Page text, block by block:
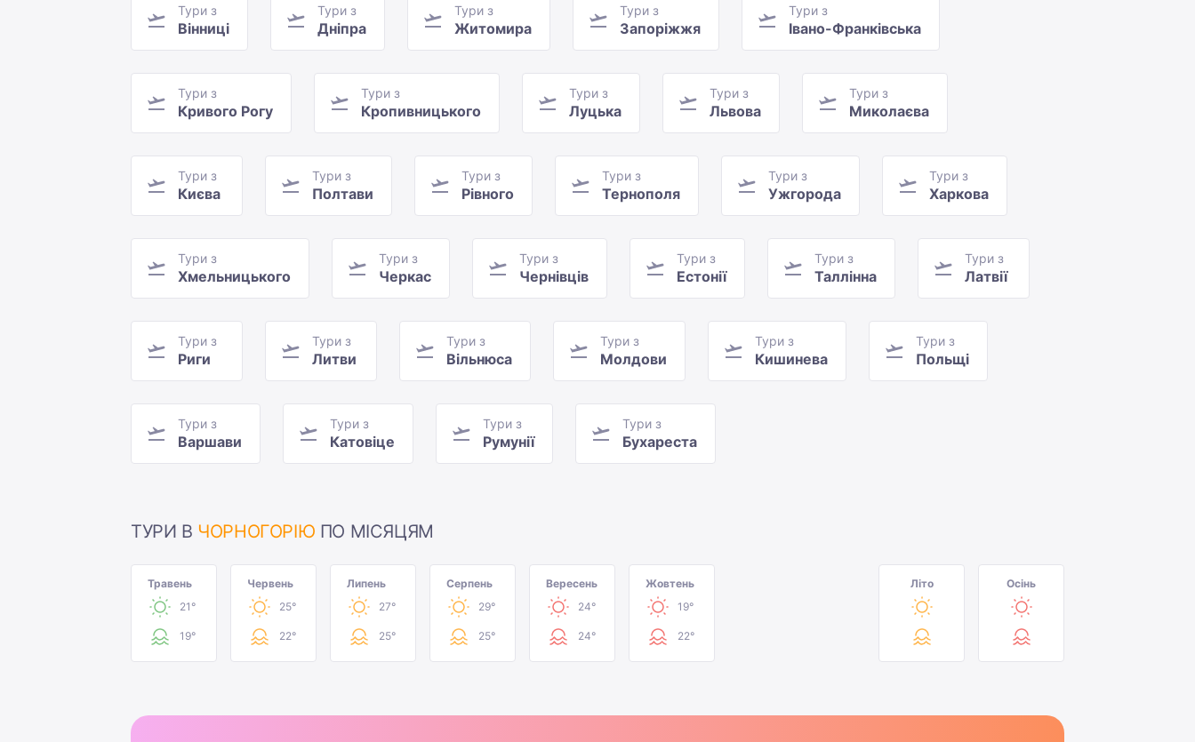
Тури з
Вінниці
Тури з
Дніпра
Тури з
Житомира
Тури з
Запоріжжя
Тури з
Івано-Франківська
Тури з
Кривого Рогу
Тури з
Кропивницького
Тури з
Луцька
Тури з
Львова
Тури з
Миколаєва
Тури з
Києва
Тури з
Полтави
Тури з
Рівного
Тури з
Тернополя
Тури з
Ужгорода
Тури з
Харкова
Тури з
Хмельницького
Тури з
Черкас
Тури з
Чернівців
Тури з
Естонії
Тури з
Таллінна
Тури з
Латвії
Тури з
Риги
Тури з
Литви
Тури з
Вільнюса
Тури з
Молдови
Тури з
Кишинева
Тури з
Польщі
Тури з
Варшави
Тури з
Катовіце
Тури з
Румунії
Тури з
Бухареста
ТУРИ В ЧОРНОГОРІЮ ПО МІСЯЦЯМ
Травень
21°
19°
Червень
25°
22°
Липень
27°
25°
Серпень
29°
25°
Вересень
24°
24°
Жовтень
19°
22°
Літо Осінь